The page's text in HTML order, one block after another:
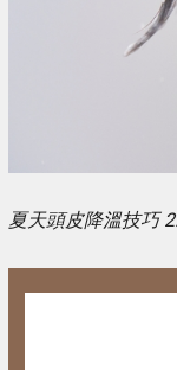
夏天頭皮降溫技巧